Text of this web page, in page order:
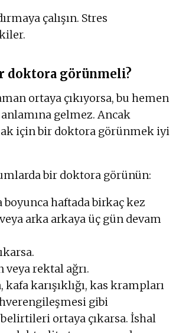
çalışın. Stres
doktora görünmeli?
ortaya çıkıyorsa, bu hemen
gelmez. Ancak
için bir doktora görünmek iyi
bir doktora görünün:
boyunca haftada birkaç kez
arka arkaya üç gün devam
veya rektal ağrı.
kafa karışıklığı, kas krampları
gibi
ortaya çıkarsa. İshal